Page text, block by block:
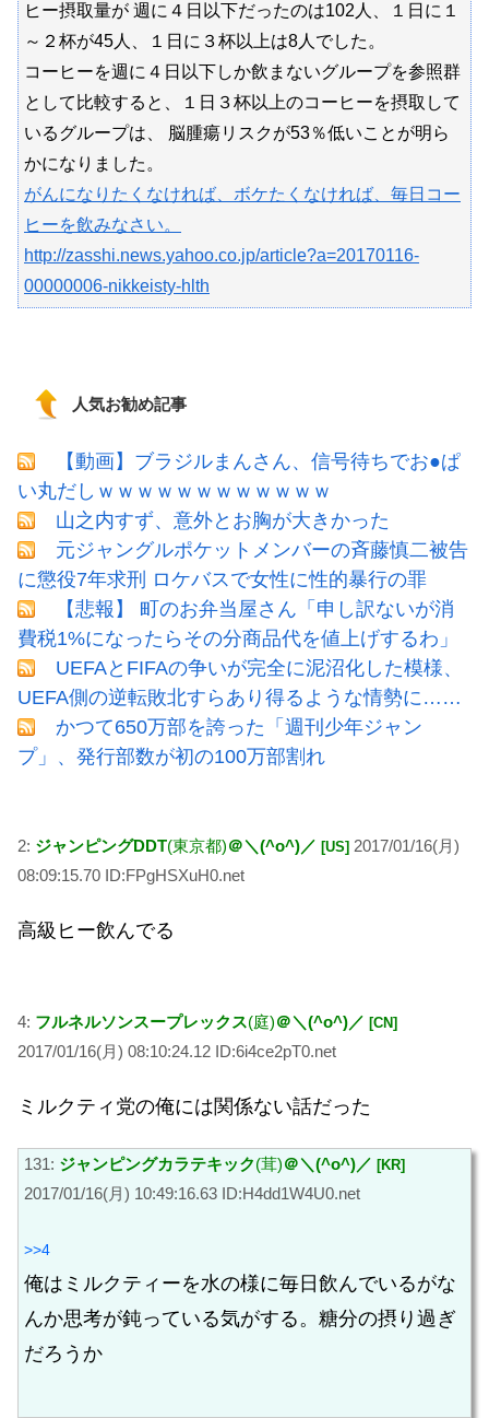
ヒー摂取量が 週に４日以下だったのは102人、１日に１
～２杯が45人、１日に３杯以上は8人でした。
コーヒーを週に４日以下しか飲まないグループを参照群
として比較すると、１日３杯以上のコーヒーを摂取して
いるグループは、 脳腫瘍リスクが53％低いことが明ら
かになりました。
がんになりたくなければ、ボケたくなければ、毎日コー
ヒーを飲みなさい。
http://zasshi.news.yahoo.co.jp/article?a=20170116-
00000006-nikkeisty-hlth
人気お勧め記事
【動画】ブラジルまんさん、信号待ちでお●ぱ
い丸だしｗｗｗｗｗｗｗｗｗｗｗｗ
山之内すず、意外とお胸が大きかった
元ジャングルポケットメンバーの斉藤慎二被告
に懲役7年求刑 ロケバスで女性に性的暴行の罪
【悲報】 町のお弁当屋さん「申し訳ないが消
費税1%になったらその分商品代を値上げするわ」
UEFAとFIFAの争いが完全に泥沼化した模様、
UEFA側の逆転敗北すらあり得るような情勢に……
かつて650万部を誇った「週刊少年ジャン
プ」、発行部数が初の100万部割れ
2: ジャンピングDDT(東京都)＠＼(^o^)／ [US] 2017/01/16(月)
08:09:15.70 ID:FPgHSXuH0.net
高級ヒー飲んでる
4: フルネルソンスープレックス(庭)＠＼(^o^)／ [CN]
2017/01/16(月) 08:10:24.12 ID:6i4ce2pT0.net
ミルクティ党の俺には関係ない話だった
131: ジャンピングカラテキック(茸)＠＼(^o^)／ [KR]
2017/01/16(月) 10:49:16.63 ID:H4dd1W4U0.net
>>4
俺はミルクティーを水の様に毎日飲んでいるがな
んか思考が鈍っている気がする。糖分の摂り過ぎ
だろうか